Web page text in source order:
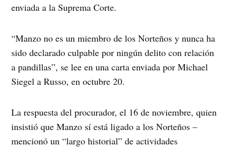
enviada a la Suprema Corte.
“Manzo no es un miembro de los Norteños y nunca ha
sido declarado culpable por ningún delito con relación
a pandillas”, se lee en una carta enviada por Michael
Siegel a Russo, en octubre 20.
La respuesta del procurador, el 16 de noviembre, quien
insistió que Manzo sí está ligado a los Norteños –
mencionó un “largo historial” de actividades